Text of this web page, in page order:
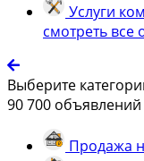
Услуги
смотреть все
Выберите
90 700 объявлений
Продажа